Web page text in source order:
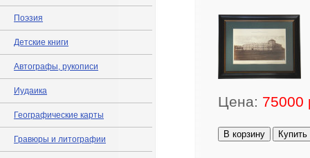
Поэзия
Детские книги
Автографы, рукописи
Иудаика
Географические карты
Гравюры и литографии
Цена: 75000
В корзину Купить